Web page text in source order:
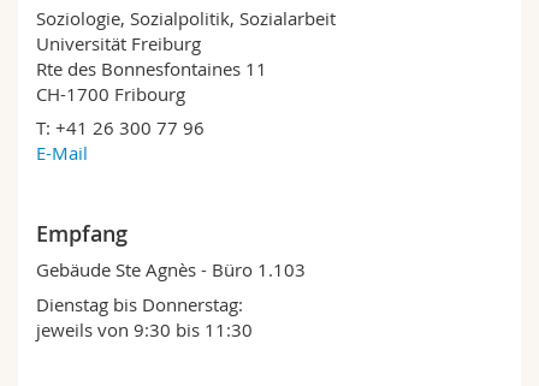
Fak. für Erziehungs- und Bildungswissenschaften
Math.-Nat. und Med. Fak.
Forschende
Bibliotheken
MyUnifr
Soziologie, Sozialpolitik, Sozialarbeit
Universität Freiburg
Rte des Bonnesfontaines 11
CH-1700 Fribourg
T: +41 26 300 77 96
E-Mail
Empfang
Gebäude Ste Agnès - Büro 1.103
Dienstag bis Donnerstag:
jeweils von 9:30 bis 11:30